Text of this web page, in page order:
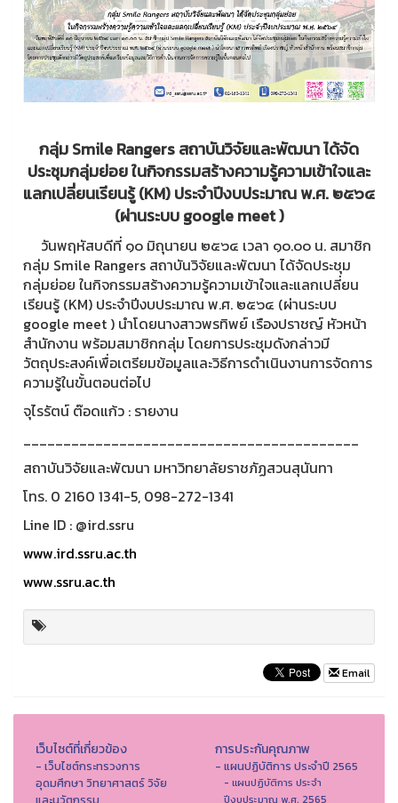
กลุ่ม Smile Rangers สถาบันวิจัยและพัฒนา ได้จัด
ประชุมกลุ่มย่อย ในกิจกรรมสร้างความรู้ความเข้าใจและ
แลกเปลี่ยนเรียนรู้ (KM) ประจำปีงบประมาณ พ.ศ. ๒๕๖๔
(ผ่านระบบ google meet )
วันพฤหัสบดีที่ ๑๐ มิถุนายน ๒๕๖๔ เวลา ๑๐.๐๐ น. สมาชิก
กลุ่ม Smile Rangers สถาบันวิจัยและพัฒนา ได้จัดประชุม
กลุ่มย่อย ในกิจกรรมสร้างความรู้ความเข้าใจและแลกเปลี่ยน
เรียนรู้ (KM) ประจำปีงบประมาณ พ.ศ. ๒๕๖๔ (ผ่านระบบ
google meet ) นำโดยนางสาวพรทิพย์ เรืองปราชญ์ หัวหน้า
สำนักงาน พร้อมสมาชิกกลุ่ม โดยการประชุมดังกล่าวมี
วัตถุประสงค์เพื่อเตรียมข้อมูลและวิธีการดำเนินงานการจัดการ
ความรู้ในขั้นตอนต่อไป
จุไรรัตน์ ต๊อดแก้ว : รายงาน
__________________________________________
สถาบันวิจัยและพัฒนา มหาวิทยาลัยราชภัฏสวนสุนันทา
โทร. 0 2160 1341-5, 098-272-1341
Line ID : @ird.ssru
www.ird.ssru.ac.th
www.ssru.ac.th
Email
เว็บไซต์ที่เกี่ยวข้อง
- เว็บไซต์กระทรวงการ
อุดมศึกษา วิทยาศาสตร์ วิจัย
การประกันคุณภาพ
- แผนปฏิบัติการ ประจำปี 2565
- แผนปฏิบัติการ ประจำ
ปีงบประมาณ พ.ศ. 2565